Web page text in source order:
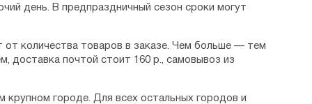
день. В предпраздничный сезон сроки могут
от количества товаров в заказе. Чем больше — тем
доставка почтой стоит 160 р., самовывоз из
крупном городе. Для всех остальных городов и